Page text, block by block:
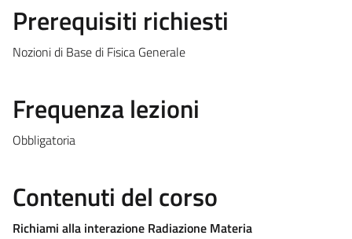
Prerequisiti richiesti
Nozioni di Base di Fisica Generale
Frequenza lezioni
Obbligatoria
Contenuti del corso
Richiami alla interazione Radiazione Materia